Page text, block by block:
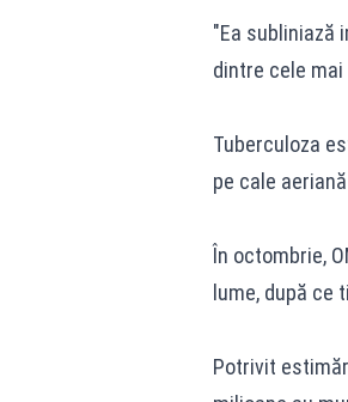
"Ea subliniază
dintre cele
Tuberculoza
pe cale
În octombrie,
lume, după ce
Potrivit